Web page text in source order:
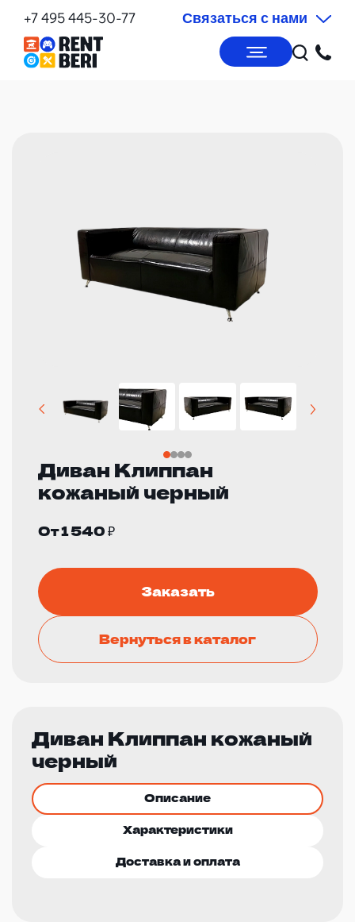
+7 495 445-30-77 Связаться с нами
Диван Клиппан
кожаный черный
От 1 540 ₽
Заказать
Вернуться в каталог
Диван Клиппан кожаный
черный
Описание
Характеристики
Доставка и оплата